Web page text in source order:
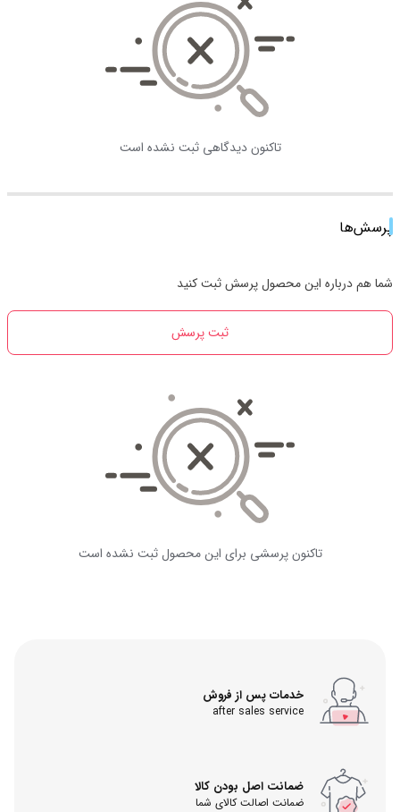
تاکنون دیدگاهی ثبت نشده است
پرسش‌ها
شما هم درباره این محصول پرسش ثبت کنید
ثبت پرسش
تاکنون پرسشی برای این محصول ثبت نشده است
خدمات پس از فروش
after sales service
ضمانت اصل بودن کالا
ضمانت اصالت کالای شما